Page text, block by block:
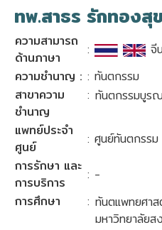
ทพ.สาธร รักทองสุข
ความสามารถ
ด้านภาษา
:
จี
ความชำนาญ : : ทันตกรรม
สาขาความ
ชำนาญ
: ทันตกรรมบูรณ
แพทย์ประจำ
ศูนย์
: ศูนย์ทันตกรรม
การรักษา และ
การบริการ
: -
การศึกษา
: ทันตแพทยศา
มหาวิทยาลัยส